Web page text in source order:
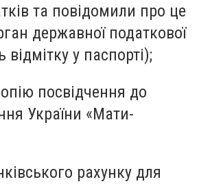
та повідомили про це
державної податкової
у паспорті);
посвідчення до
України «Мати-
рахунку для